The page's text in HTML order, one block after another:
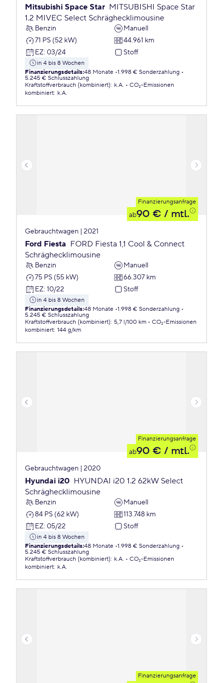
Mitsubishi Space Star MITSUBISHI Space Star
1.2 MIVEC Select Schräghecklimousine
Benzin
Manuell
71 PS (52 kW)
44.961 km
EZ: 03/24 Stoff
in 4 bis 8 Wochen
Finanzierungsdetails:48 Monate 1.998 € Sonderzahlung
5.245 € Schlusszahlung
Kraftstoffverbrauch (kombiniert): k.A.
CO₂-Emissionen
kombiniert: k.A.
Finanzierungsanfrage
ab90 € / mtl.
Gebrauchtwagen | 2021
Ford Fiesta FORD Fiesta 1,1 Cool & Connect
Schräghecklimousine
Benzin
Manuell
75 PS (55 kW)
66.307 km
EZ: 10/22 Stoff
in 4 bis 8 Wochen
Finanzierungsdetails:48 Monate 1.998 € Sonderzahlung
5.245 € Schlusszahlung
Kraftstoffverbrauch (kombiniert): 5,7 l/100 km
CO₂-Emissionen
kombiniert: 144 g/km
Finanzierungsanfrage
ab90 € / mtl.
Gebrauchtwagen | 2020
Hyundai i20 HYUNDAI i20 1.2 62kW Select
Schräghecklimousine
Benzin
Manuell
84 PS (62 kW)
113.748 km
EZ: 05/22 Stoff
in 4 bis 8 Wochen
Finanzierungsdetails:48 Monate 1.998 € Sonderzahlung
5.245 € Schlusszahlung
Kraftstoffverbrauch (kombiniert): k.A.
CO₂-Emissionen
kombiniert: k.A.
Finanzierungsanfrage